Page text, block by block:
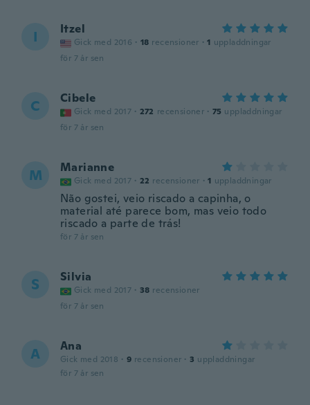
I Itzel
Gick med 2016 · 18 recensioner · 1 uppladdningar
för 7 år sen
C Cibele
Gick med 2017 · 272 recensioner · 75 uppladdningar
för 7 år sen
M Marianne
Gick med 2017 · 22 recensioner · 1 uppladdningar
Não gostei, veio riscado a capinha, o
material até parece bom, mas veio todo
riscado a parte de trás!
för 7 år sen
S Silvia
Gick med 2017 · 38 recensioner
för 7 år sen
A Ana
Gick med 2018 · 9 recensioner · 3 uppladdningar
för 7 år sen